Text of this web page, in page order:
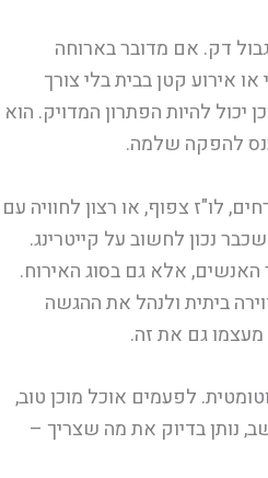
דק. אם מדובר בארוחה
אירוע קטן בבית בלי צורך
יכול להיות הפתרון המדויק. הוא
להפקה שלמה.
לו"ז צפוף, או רצון לחוויה עם
נכון לחשוב על קייטרינג.
אלא גם בסוג האירוח.
ביתית ולנהל את ההגשה
מעצמו גם את זה.
לפעמים אוכל מוכן טוב,
נותן בדיוק את מה שצריך –